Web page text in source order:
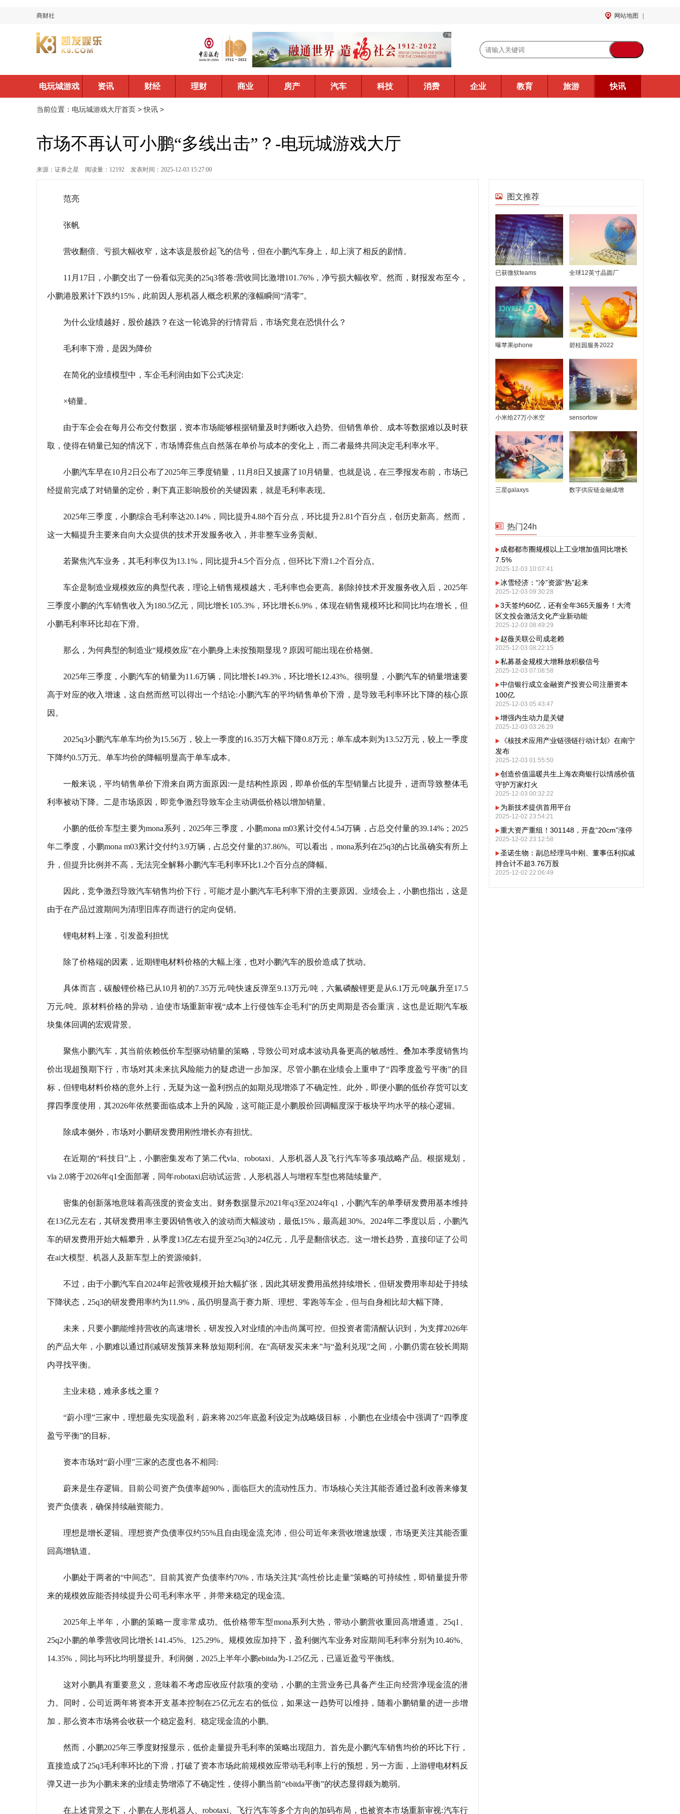
商财社 网站地图
电玩城游戏
大厅首页
资讯 财经 理财 商业 房产 汽车 科技 消费 企业 教育 旅游 快讯
当前位置： 电玩城游戏大厅首页 >快讯 >
市场不再认可小鹏“多线出击”？-电玩城游戏大厅
来源：证券之星 阅读量：12192 发表时间：2025-12-03 15:27:00
范亮
张帆
营收翻倍、亏损大幅收窄，这本该是股价起飞的信号，但在小鹏汽车身上，却上演了相反的剧情。
11月17日，小鹏交出了一份看似完美的25q3答卷:营收同比激增101.76%，净亏损大幅收窄。然而，财报发布至今，
小鹏港股累计下跌约15%，此前因人形机器人概念积累的涨幅瞬间“清零”。
为什么业绩越好，股价越跌？在这一轮诡异的行情背后，市场究竟在恐惧什么？
毛利率下滑，是因为降价
在简化的业绩模型中，车企毛利润由如下公式决定:
×销量。
由于车企会在每月公布交付数据，资本市场能够根据销量及时判断收入趋势。但销售单价、成本等数据难以及时获
取，使得在销量已知的情况下，市场博弈焦点自然落在单价与成本的变化上，而二者最终共同决定毛利率水平。
小鹏汽车早在10月2日公布了2025年三季度销量，11月8日又披露了10月销量。也就是说，在三季报发布前，市场已
经提前完成了对销量的定价，剩下真正影响股价的关键因素，就是毛利率表现。
2025年三季度，小鹏综合毛利率达20.14%，同比提升4.88个百分点，环比提升2.81个百分点，创历史新高。然而，
这一大幅提升主要来自向大众提供的技术开发服务收入，并非整车业务贡献。
若聚焦汽车业务，其毛利率仅为13.1%，同比提升4.5个百分点，但环比下滑1.2个百分点。
车企是制造业规模效应的典型代表，理论上销售规模越大，毛利率也会更高。剔除掉技术开发服务收入后，2025年
三季度小鹏的汽车销售收入为180.5亿元，同比增长105.3%，环比增长6.9%，体现在销售规模环比和同比均在增长，但
小鹏毛利率环比却在下滑。
那么，为何典型的制造业“规模效应”在小鹏身上未按预期显现？原因可能出现在价格侧。
2025年三季度，小鹏汽车的销量为11.6万辆，同比增长149.3%，环比增长12.43%。很明显，小鹏汽车的销量增速要
高于对应的收入增速，这自然而然可以得出一个结论:小鹏汽车的平均销售单价下滑，是导致毛利率环比下降的核心原
因。
2025q3小鹏汽车单车均价为15.56万，较上一季度的16.35万大幅下降0.8万元；单车成本则为13.52万元，较上一季度
下降约0.5万元。单车均价的降幅明显高于单车成本。
一般来说，平均销售单价下滑来自两方面原因:一是结构性原因，即单价低的车型销量占比提升，进而导致整体毛
利率被动下降。二是市场原因，即竞争激烈导致车企主动调低价格以增加销量。
小鹏的低价车型主要为mona系列，2025年三季度，小鹏mona m03累计交付4.54万辆，占总交付量的39.14%；2025
年二季度，小鹏mona m03累计交付约3.9万辆，占总交付量的37.86%。可以看出，mona系列在25q3的占比虽确实有所上
升，但提升比例并不高，无法完全解释小鹏汽车毛利率环比1.2个百分点的降幅。
因此，竞争激烈导致汽车销售均价下行，可能才是小鹏汽车毛利率下滑的主要原因。业绩会上，小鹏也指出，这是
由于在产品过渡期间为清理旧库存而进行的定向促销。
锂电材料上涨，引发盈利担忧
除了价格端的因素，近期锂电材料价格的大幅上涨，也对小鹏汽车的股价造成了扰动。
具体而言，碳酸锂价格已从10月初的7.35万元/吨快速反弹至9.13万元/吨，六氟磷酸锂更是从6.1万元/吨飙升至17.5
万元/吨。原材料价格的异动，迫使市场重新审视“成本上行侵蚀车企毛利”的历史周期是否会重演，这也是近期汽车板
块集体回调的宏观背景。
聚焦小鹏汽车，其当前依赖低价车型驱动销量的策略，导致公司对成本波动具备更高的敏感性。叠加本季度销售均
价出现超预期下行，市场对其未来抗风险能力的疑虑进一步加深。尽管小鹏在业绩会上重申了“四季度盈亏平衡”的目
标，但锂电材料价格的意外上行，无疑为这一盈利拐点的如期兑现增添了不确定性。此外，即便小鹏的低价存货可以支
撑四季度使用，其2026年依然要面临成本上升的风险，这可能正是小鹏股价回调幅度深于板块平均水平的核心逻辑。
除成本侧外，市场对小鹏研发费用刚性增长亦有担忧。
在近期的“科技日”上，小鹏密集发布了第二代vla、robotaxi、人形机器人及飞行汽车等多项战略产品。根据规划，
vla 2.0将于2026年q1全面部署，同年robotaxi启动试运营，人形机器人与增程车型也将陆续量产。
密集的创新落地意味着高强度的资金支出。财务数据显示2021年q3至2024年q1，小鹏汽车的单季研发费用基本维持
在13亿元左右，其研发费用率主要因销售收入的波动而大幅波动，最低15%，最高超30%。2024年二季度以后，小鹏汽
车的研发费用开始大幅攀升，从季度13亿左右提升至25q3的24亿元，几乎是翻倍状态。这一增长趋势，直接印证了公司
在ai大模型、机器人及新车型上的资源倾斜。
不过，由于小鹏汽车自2024年起营收规模开始大幅扩张，因此其研发费用虽然持续增长，但研发费用率却处于持续
下降状态，25q3的研发费用率约为11.9%，虽仍明显高于赛力斯、理想、零跑等车企，但与自身相比却大幅下降。
未来，只要小鹏能维持营收的高速增长，研发投入对业绩的冲击尚属可控。但投资者需清醒认识到，为支撑2026年
的产品大年，小鹏难以通过削减研发预算来释放短期利润。在“高研发买未来”与“盈利兑现”之间，小鹏仍需在较长周期
内寻找平衡。
主业未稳，难承多线之重？
“蔚小理”三家中，理想最先实现盈利，蔚来将2025年底盈利设定为战略级目标，小鹏也在业绩会中强调了“四季度
盈亏平衡”的目标。
资本市场对“蔚小理”三家的态度也各不相同:
蔚来是生存逻辑。目前公司资产负债率超90%，面临巨大的流动性压力。市场核心关注其能否通过盈利改善来修复
资产负债表，确保持续融资能力。
理想是增长逻辑。理想资产负债率仅约55%且自由现金流充沛，但公司近年来营收增速放缓，市场更关注其能否重
回高增轨道。
小鹏处于两者的“中间态”。目前其资产负债率约70%，市场关注其“高性价比走量”策略的可持续性，即销量提升带
来的规模效应能否持续提升公司毛利率水平，并带来稳定的现金流。
2025年上半年，小鹏的策略一度非常成功。低价格带车型mona系列大热，带动小鹏营收重回高增通道。25q1、
25q2小鹏的单季营收同比增长141.45%、125.29%。规模效应加持下，盈利侧汽车业务对应期间毛利率分别为10.46%、
14.35%，同比与环比均明显提升。利润侧，2025上半年小鹏ebitda为-1.25亿元，已逼近盈亏平衡线。
这对小鹏具有重要意义，意味着不考虑应收应付款项的变动，小鹏的主营业务已具备产生正向经营净现金流的潜
力。同时，公司近两年将资本开支基本控制在25亿元左右的低位，如果这一趋势可以维持，随着小鹏销量的进一步增
加，那么资本市场将会收获一个稳定盈利、稳定现金流的小鹏。
然而，小鹏2025年三季度财报显示，低价走量提升毛利率的策略出现阻力。首先是小鹏汽车销售均价的环比下行，
直接造成了25q3毛利率环比的下滑，打破了资本市场此前规模效应带动毛利率上行的预想，另一方面，上游锂电材料反
弹又进一步为小鹏未来的业绩走势增添了不确定性，使得小鹏当前“ebitda平衡”的状态显得颇为脆弱。
在上述背景之下，小鹏在人形机器人、robotaxi、飞行汽车等多个方向的加码布局，也被资本市场重新审视:汽车行
图文推荐
已获微软teams 全球12英寸晶圆厂
曝苹果iphone 碧桂园服务2022
小米给27万小米空 sensortow
三星galaxys 数字供应链金融成增
热门24h
成都都市圈规模以上工业增加值同比增长
7.5%
2025-12-03 10:07:41
冰雪经济：“冷”资源“热”起来
2025-12-03 09:30:28
3天签约60亿，还有全年365天服务！大湾
区文投会激活文化产业新动能
2025-12-03 08:49:29
赵薇关联公司成老赖
2025-12-03 08:22:15
私募基金规模大增释放积极信号
2025-12-03 07:08:58
中信银行成立金融资产投资公司注册资本
100亿
2025-12-03 05:43:47
增强内生动力是关键
2025-12-03 03:26:29
《核技术应用产业链强链行动计划》在南宁
发布
2025-12-03 01:55:50
创造价值温暖共生上海农商银行以情感价值
守护万家灯火
2025-12-03 00:32:22
为新技术提供首用平台
2025-12-02 23:54:21
重大资产重组！301148，开盘“20cm”涨停
2025-12-02 23:12:58
圣诺生物：副总经理马中刚、董事伍利拟减
持合计不超3.76万股
2025-12-02 22:06:49